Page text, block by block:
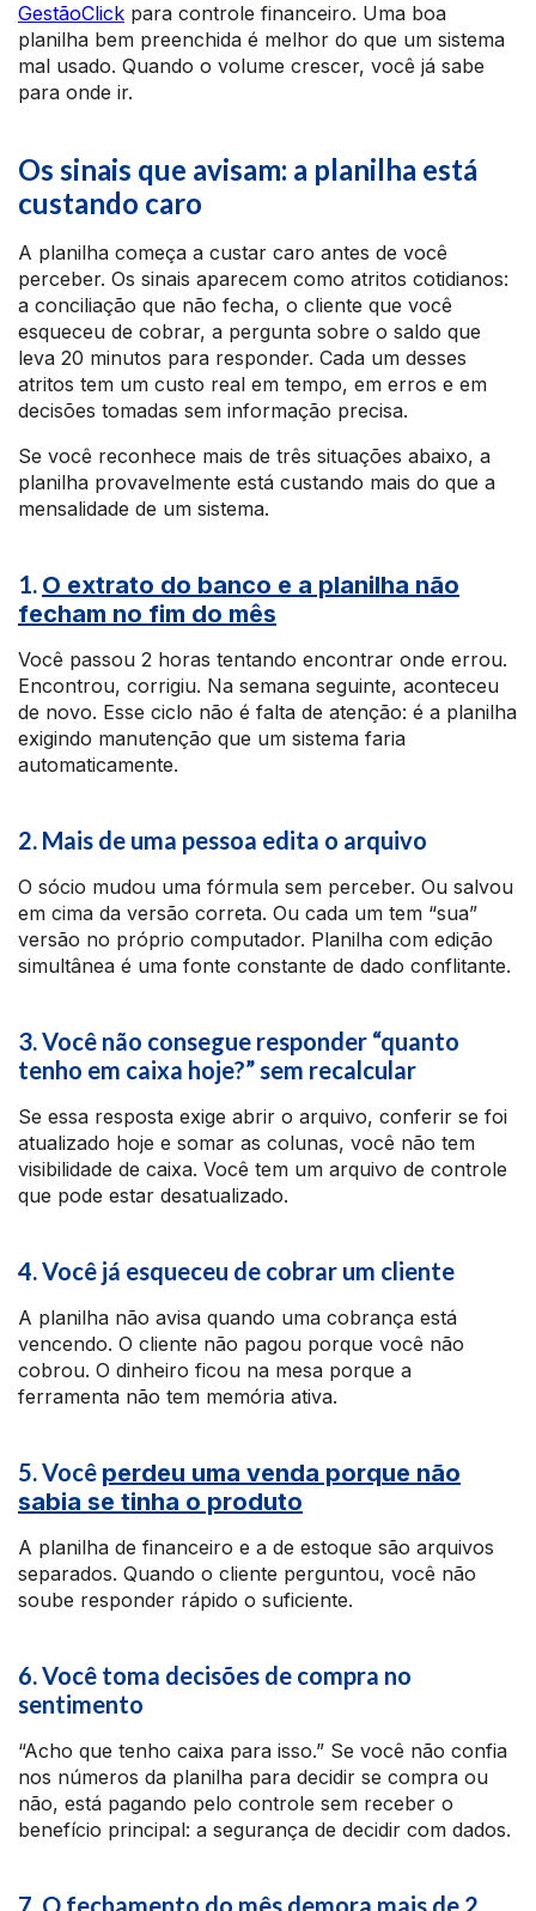
GestãoClick para controle financeiro. Uma boa
planilha bem preenchida é melhor do que um sistema
mal usado. Quando o volume crescer, você já sabe
para onde ir.
Os sinais que avisam: a planilha está
custando caro
A planilha começa a custar caro antes de você
perceber. Os sinais aparecem como atritos cotidianos:
a conciliação que não fecha, o cliente que você
esqueceu de cobrar, a pergunta sobre o saldo que
leva 20 minutos para responder. Cada um desses
atritos tem um custo real em tempo, em erros e em
decisões tomadas sem informação precisa.
Se você reconhece mais de três situações abaixo, a
planilha provavelmente está custando mais do que a
mensalidade de um sistema.
1. O extrato do banco e a planilha não
fecham no fim do mês
Você passou 2 horas tentando encontrar onde errou.
Encontrou, corrigiu. Na semana seguinte, aconteceu
de novo. Esse ciclo não é falta de atenção: é a planilha
exigindo manutenção que um sistema faria
automaticamente.
2. Mais de uma pessoa edita o arquivo
O sócio mudou uma fórmula sem perceber. Ou salvou
em cima da versão correta. Ou cada um tem “sua”
versão no próprio computador. Planilha com edição
simultânea é uma fonte constante de dado conflitante.
3. Você não consegue responder “quanto
tenho em caixa hoje?” sem recalcular
Se essa resposta exige abrir o arquivo, conferir se foi
atualizado hoje e somar as colunas, você não tem
visibilidade de caixa. Você tem um arquivo de controle
que pode estar desatualizado.
4. Você já esqueceu de cobrar um cliente
A planilha não avisa quando uma cobrança está
vencendo. O cliente não pagou porque você não
cobrou. O dinheiro ficou na mesa porque a
ferramenta não tem memória ativa.
5. Você perdeu uma venda porque não
sabia se tinha o produto
A planilha de financeiro e a de estoque são arquivos
separados. Quando o cliente perguntou, você não
soube responder rápido o suficiente.
6. Você toma decisões de compra no
sentimento
“Acho que tenho caixa para isso.” Se você não confia
nos números da planilha para decidir se compra ou
não, está pagando pelo controle sem receber o
benefício principal: a segurança de decidir com dados.
7. O fechamento do mês demora mais de 2